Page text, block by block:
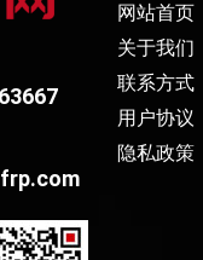
网站首页
关于我们
联系方式
用户协议
隐私政策